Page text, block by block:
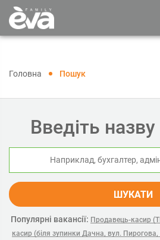
Головна Пошук
Введіть назву
ШУКАТИ
Популярні вакансії: Продавець-касир
касир (біля зупинки Дачна, вул. Пирогова,